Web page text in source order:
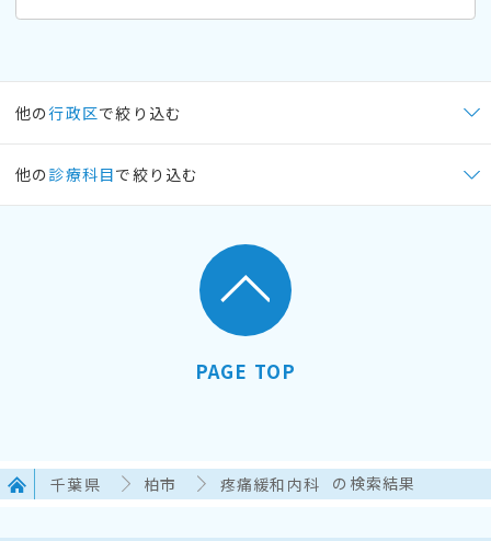
他の行政区で絞り込む
他の 診療科目で絞り込む
PAGE TOP
千葉県 柏市 疼痛緩和内科 の検索結果